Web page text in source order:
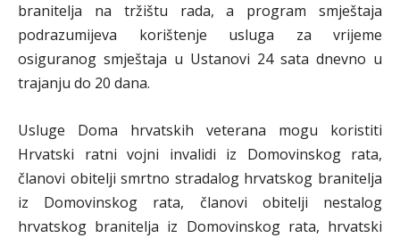
branitelja na tržištu rada, a program smještaja
podrazumijeva korištenje usluga za vrijeme
osiguranog smještaja u Ustanovi 24 sata dnevno u
trajanju do 20 dana.
Usluge Doma hrvatskih veterana mogu koristiti
Hrvatski ratni vojni invalidi iz Domovinskog rata,
članovi obitelji smrtno stradalog hrvatskog branitelja
iz Domovinskog rata, članovi obitelji nestalog
hrvatskog branitelja iz Domovinskog rata, hrvatski